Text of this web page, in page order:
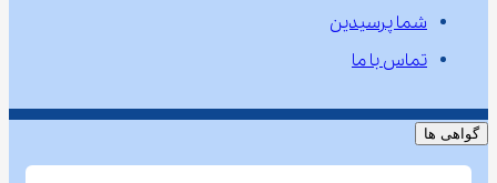
شما پرسیدین
تماس با ما
گواهی ها